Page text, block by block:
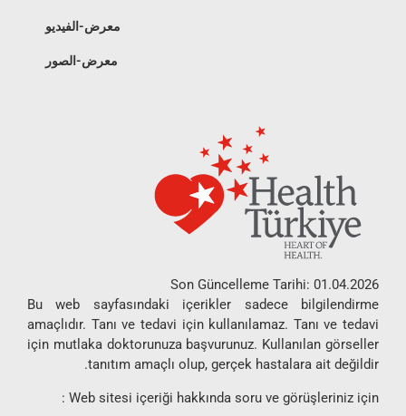
معرض-الفيديو
معرض-الصور
Son Güncelleme Tarihi: 01.04.2026
Bu web sayfasındaki içerikler sadece bilgilendirme
amaçlıdır. Tanı ve tedavi için kullanılamaz. Tanı ve tedavi
için mutlaka doktorunuza başvurunuz. Kullanılan görseller
tanıtım amaçlı olup, gerçek hastalara ait değildir.
Web sitesi içeriği hakkında soru ve görüşleriniz için :